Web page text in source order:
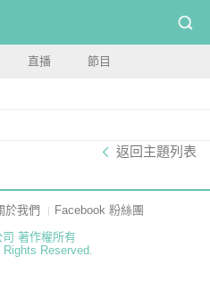
直播 節目
返回主題列表
於我們
Facebook 粉絲團
著作權所有
Reserved.